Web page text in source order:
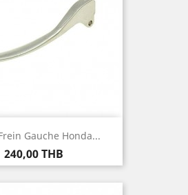
Gauche Honda...
Prix
240,00 THB